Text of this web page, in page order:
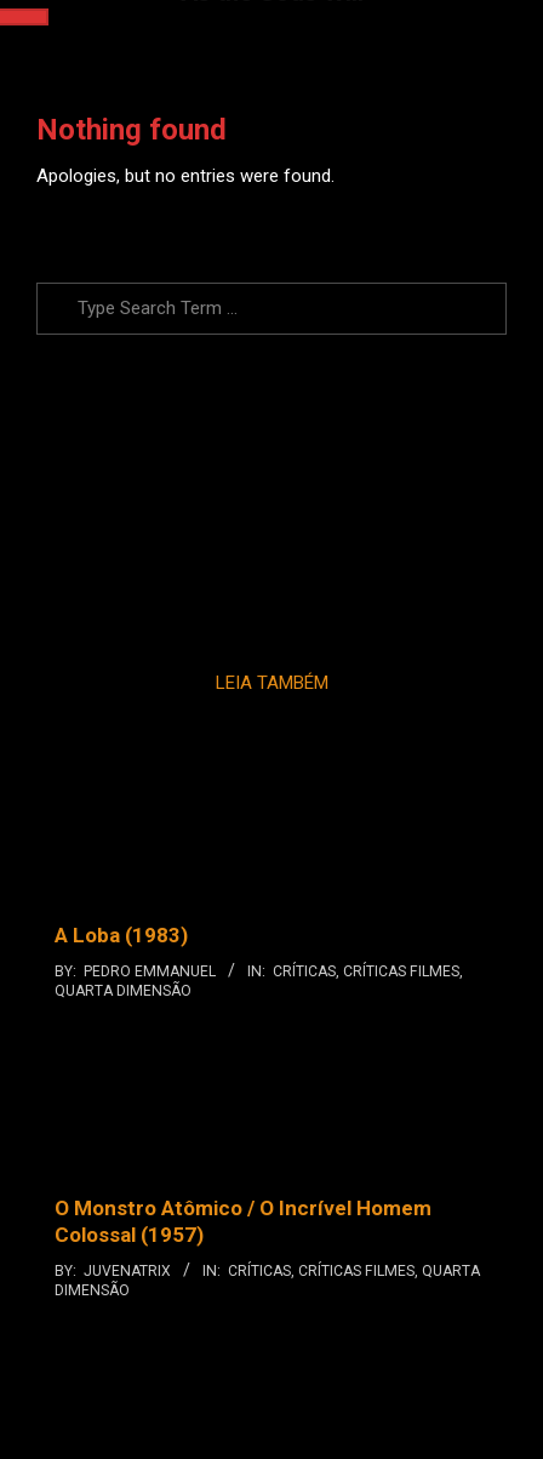
Nothing found
Apologies, but no entries were found.
LEIA TAMBÉM
A Loba (1983)
BY: PEDRO EMMANUEL IN: CRÍTICAS, CRÍTICAS FILMES,
QUARTA DIMENSÃO
O Monstro Atômico / O Incrível Homem
Colossal (1957)
BY: JUVENATRIX IN: CRÍTICAS, CRÍTICAS FILMES, QUARTA
DIMENSÃO